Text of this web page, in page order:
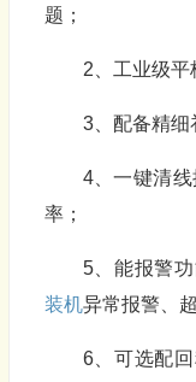
题；
2、工业级平
3、配备精细
4、一键清
率；
5、能报警
装机异常报警、
6、可选配